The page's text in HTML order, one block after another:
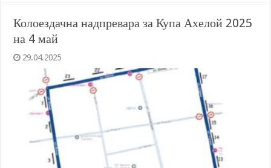
Колоездачна надпревара за Купа Ахелой 2025
на 4 май
29.04.2025